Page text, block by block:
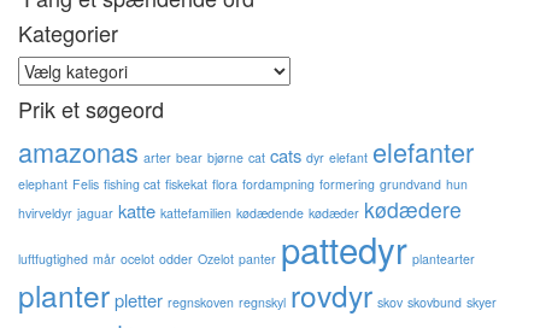
Kategorier
Kategorier
Prik et søgeord
amazonas arter bear bjørne cat cats dyr elefant elefanter
elephant Felis fishing cat fiskekat flora fordampning formering grundvand hun
hvirveldyr jaguar katte kattefamilien kødædende kødæder kødædere
luftfugtighed mår ocelot odder Ozelot panter pattedyr plantearter
planterpletter regnskoven regnskyl rovdyr skov skovbund skyer